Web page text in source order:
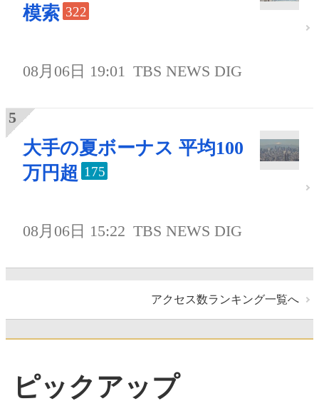
模索 322
08月06日 19:01 TBS NEWS DIG
大手の夏ボーナス 平均100
万円超 175
08月06日 15:22 TBS NEWS DIG
アクセス数ランキング一覧へ
ピックアップ